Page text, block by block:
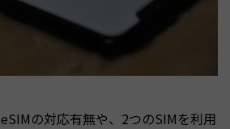
の対応有無や、2つのSIMを利用